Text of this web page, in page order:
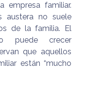
empresa familiar.
austera no suele
de la familia. El
puede crecer
que aquellos
están “mucho